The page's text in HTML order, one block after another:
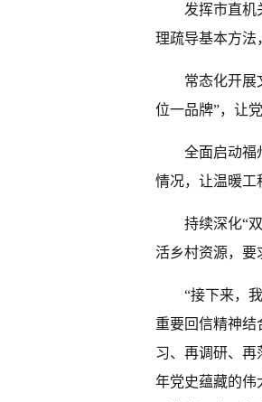
发挥市直机
理疏导基本方法
常态化开展
位一品牌”，让
全面启动福
情况，让温暖工
持续深化“
活乡村资源，要
“接下来，
重要回信精神结
习、再调研、再
年党史蕴藏的伟